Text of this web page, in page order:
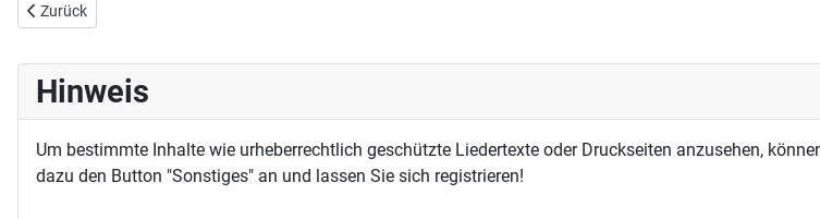
Vorheriger Beitrag: Wer Nahrung hat und ißt sich satt
Zurück
Hinweis
Um bestimmte Inhalte wie urheberrechtlich geschützte Liedertexte oder Druckseiten anzusehen,
dazu den Button "Sonstiges" an und lassen Sie sich registrieren!